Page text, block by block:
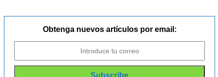
Obtenga nuevos artículos por email: